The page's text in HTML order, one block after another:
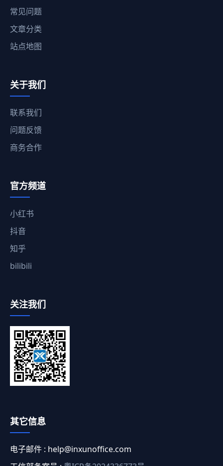
常见问题
文章分类
站点地图
关于我们
联系我们
问题反馈
商务合作
官方频道
小红书
抖音
知乎
bilibili
关注我们
其它信息
电子邮件 : help@inxunoffice.com